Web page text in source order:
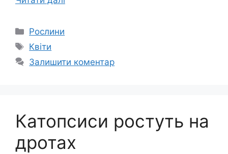
Категорії
Рослини
Позначки
Квіти
Залишити коментар
Катопсиси ростуть на
дротах